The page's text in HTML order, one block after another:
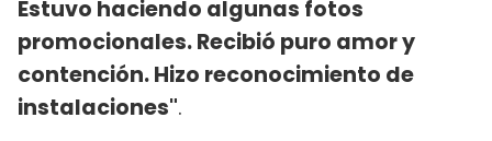
Estuvo haciendo algunas fotos
promocionales. Recibió puro amor y
contención. Hizo reconocimiento de
instalaciones".